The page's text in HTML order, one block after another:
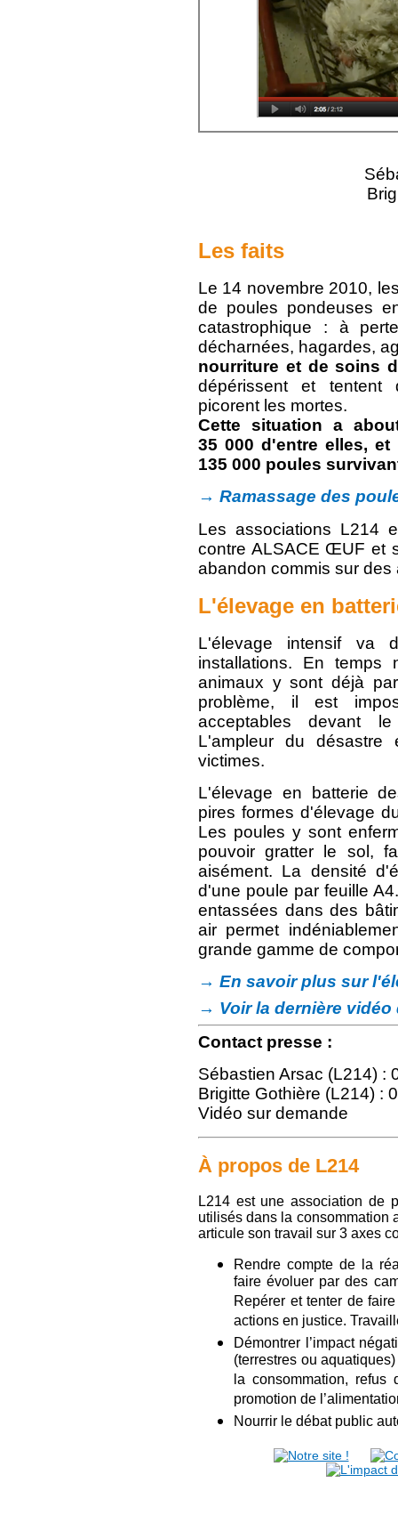
Les faits
Le 14 novembre 2010,
de poules pondeuses
catastrophique : à
décharnées, hagardes,
nourriture et de soins
dépérissent et tentent
picorent les mortes.
Cette situation a
35 000 d'entre elles,
135 000 poules
→ Ramassage des
Les associations L214
contre ALSACE ŒUF et
abandon commis sur
L'élevage en
L'élevage intensif va
installations. En temps
animaux y sont déjà
problème, il est
acceptables devant
L'ampleur du
victimes.
L'élevage en batterie
pires formes d'élevage
Les poules y sont
pouvoir gratter le sol,
aisément. La densité
d'une poule par feuille
entassées dans des
air permet
grande gamme de
→ En savoir plus sur
→ Voir la dernière vidéo
Contact presse :
Sébastien Arsac (L214) :
Brigitte Gothière (L214) :
Vidéo sur demande
À propos de L214
L214 est une association de
utilisés dans la consommation
articule son travail sur 3 axes
Rendre compte de la
faire évoluer par des
Repérer et tenter de
actions en justice.
Démontrer l’impact
(terrestres ou
la consommation, refus
promotion de
Nourrir le débat public